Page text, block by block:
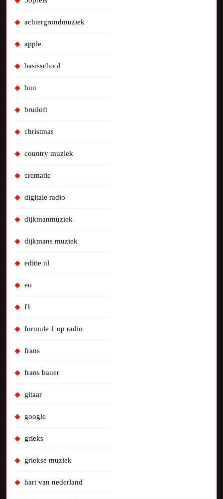
achtergrondmuziek
apple
basisschool
bnn
bruiloft
christmas
country muziek
crematie
digitale radio
dijkmanmuziek
dijkmans muziek
editie nl
eo
f1
formule 1 op radio
frans
frans bauer
gitaar
google
grieks
griekse muziek
hart van nederland